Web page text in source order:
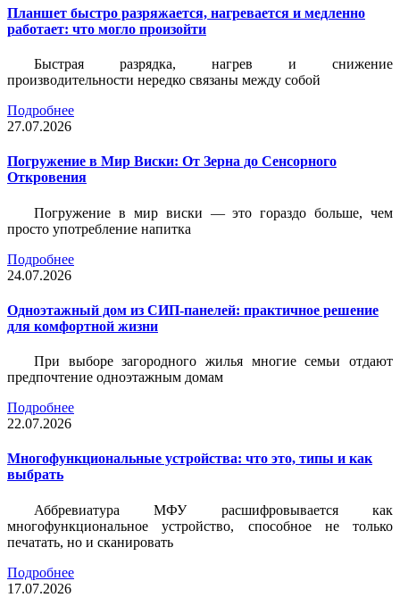
Планшет быстро разряжается, нагревается и медленно
работает: что могло произойти
Быстрая разрядка, нагрев и снижение
производительности нередко связаны между собой
Подробнее
27.07.2026
Погружение в Мир Виски: От Зерна до Сенсорного
Откровения
Погружение в мир виски — это гораздо больше, чем
просто употребление напитка
Подробнее
24.07.2026
Одноэтажный дом из СИП-панелей: практичное решение
для комфортной жизни
При выборе загородного жилья многие семьи отдают
предпочтение одноэтажным домам
Подробнее
22.07.2026
Многофункциональные устройства: что это, типы и как
выбрать
Аббревиатура МФУ расшифровывается как
многофункциональное устройство, способное не только
печатать, но и сканировать
Подробнее
17.07.2026